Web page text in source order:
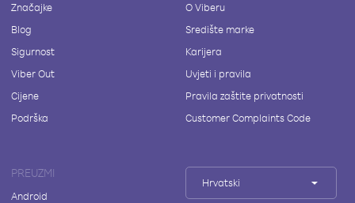
Značajke
Blog
Sigurnost
Viber Out
Cijene
Podrška
O Viberu
Središte marke
Karijera
Uvjeti i pravila
Pravila zaštite privatnosti
Customer Complaints Code
PREUZMI
Android
Hrvatski